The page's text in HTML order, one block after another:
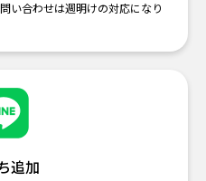
い合わせは週明けの対応になり
追加